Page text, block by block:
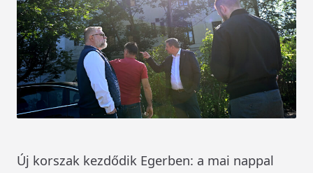
Új korszak kezdődik Egerben: a mai nappal